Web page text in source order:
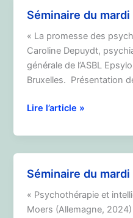
Séminaire du
« La promesse des
Caroline Depuydt,
générale de l’ASBL
Bruxelles. Présentation
Séminaire
mardi
16
juin
2026
Lire l’article »
Séminaire du
« Psychothérapie et
Moers (Allemagne,